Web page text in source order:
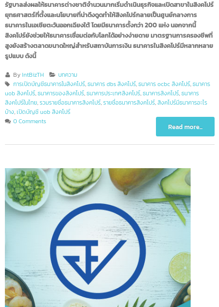
สิงคโปร์เป็นศูนย์กลางทางการเงินระหว่างประเทศ จากนโยบายและแนวปฏิบัติของ
รัฐบาลส่งผลให้ธนาคารต่างชาติจำนวนมากเริ่มดำเนินธุรกิจและเปิดสาขาในสิงค
ยุทธศาสตร์ที่ตั้งและนโยบายที่น่าดึงดูดทำให้สิงคโปร์กลายเป็นศูนย์กลางการ
ธนาคารในเอเชียตะวันออกเฉียงใต้ โดยมีธนาคารตั้งกว่า 200 แห่ง นอกจากนี้
สิงคโปร์ยังช่วยให้ธนาคารเชื่อมต่อกับโลกได้อย่างง่ายดาย มาตรฐานการครองชี
สูงยังสร้างตลาดขนาดใหญ่สำหรับสถาบันการเงิน ธนาคารในสิงคโปร์มีหลากหล
รูปแบบ ดังนี้
ByIntBizTH
บทความ
การเปิดบัญชีธนาคารในสิงคโปร์,ธนาคาร dbs สิงคโปร์,ธนาคาร ocbc สิงคโปร์,ธนาค
uob สิงคโปร์,ธนาคารของสิงคโปร์
สิงคโปร์ในไทย,รวมรายชื่อธนาคารสิงคโปร์ รายชื่อธนาคารสิงคโปร์
สิงคโปร์มีธนาคารอะไร
Read more...